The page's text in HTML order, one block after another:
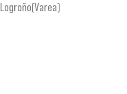
Logroño(varea)